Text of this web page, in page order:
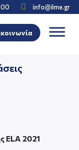
 info@ilme.gr
ELA 2021